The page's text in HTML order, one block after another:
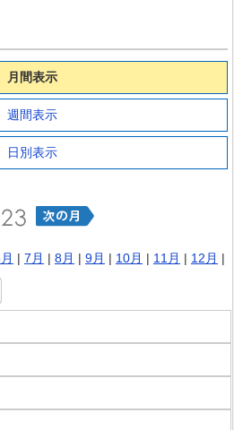
月間表示
週間表示
日別表示
| 7月 | 8月 | 9月 | 10月 | 11月 | 12月 |